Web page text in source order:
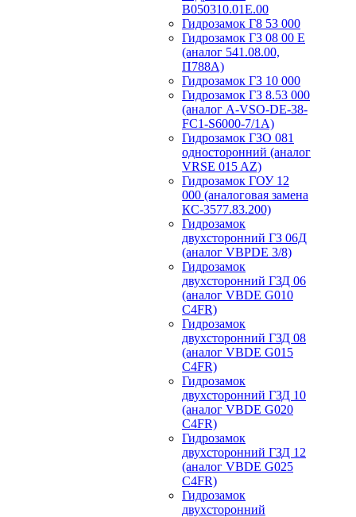
В050310.01Е.00
Гидрозамок Г8 53 000
Гидрозамок ГЗ 08 00 Е
(аналог 541.08.00,
П788А)
Гидрозамок ГЗ 10 000
Гидрозамок ГЗ 8.53 000
(аналог A-VSO-DE-38-
FC1-S6000-7/1A)
Гидрозамок ГЗО 081
односторонний (аналог
VRSE 015 AZ)
Гидрозамок ГОУ 12
000 (аналоговая замена
КС-3577.83.200)
Гидрозамок
двухсторонний ГЗ 06Д
(аналог VBPDE 3/8)
Гидрозамок
двухсторонний ГЗД 06
(аналог VBDE G010
C4FR)
Гидрозамок
двухсторонний ГЗД 08
(аналог VBDE G015
C4FR)
Гидрозамок
двухсторонний ГЗД 10
(аналог VBDE G020
C4FR)
Гидрозамок
двухсторонний ГЗД 12
(аналог VBDE G025
C4FR)
Гидрозамок
двухсторонний